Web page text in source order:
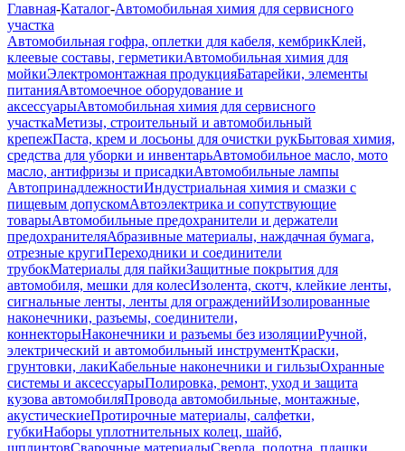
Главная-Каталог-Автомобильная химия для сервисного
участка
Автомобильная гофра, оплетки для кабеля, кембрикКлей,
клеевые составы, герметикиАвтомобильная химия для
мойкиЭлектромонтажная продукцияБатарейки, элементы
питанияАвтомоечное оборудование и
аксессуарыАвтомобильная химия для сервисного
участкаМетизы, строительный и автомобильный
крепежПаста, крем и лосьоны для очистки рукБытовая химия,
средства для уборки и инвентарьАвтомобильное масло, мото
масло, антифризы и присадкиАвтомобильные лампы
АвтопринадлежностиИндустриальная химия и смазки с
пищевым допускомАвтоэлектрика и сопутствующие
товарыАвтомобильные предохранители и держатели
предохранителяАбразивные материалы, наждачная бумага,
отрезные кругиПереходники и соединители
трубокМатериалы для пайкиЗащитные покрытия для
автомобиля, мешки для колесИзолента, скотч, клейкие ленты,
сигнальные ленты, ленты для огражденийИзолированные
наконечники, разъемы, соединители,
коннекторыНаконечники и разъемы без изоляцииРучной,
электрический и автомобильный инструментКраски,
грунтовки, лакиКабельные наконечники и гильзыОхранные
системы и аксессуарыПолировка, ремонт, уход и защита
кузова автомобиляПровода автомобильные, монтажные,
акустическиеПротирочные материалы, салфетки,
губкиНаборы уплотнительных колец, шайб,
шплинтовСварочные материалыСверла, полотна, плашки,